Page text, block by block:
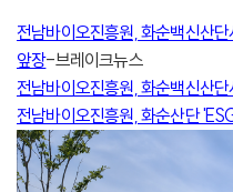
전남바이오진흥원, 화순백신산
앞장-브레이크뉴스
전남바이오진흥원, 화순백신산단
전남바이오진흥원, 화순산단